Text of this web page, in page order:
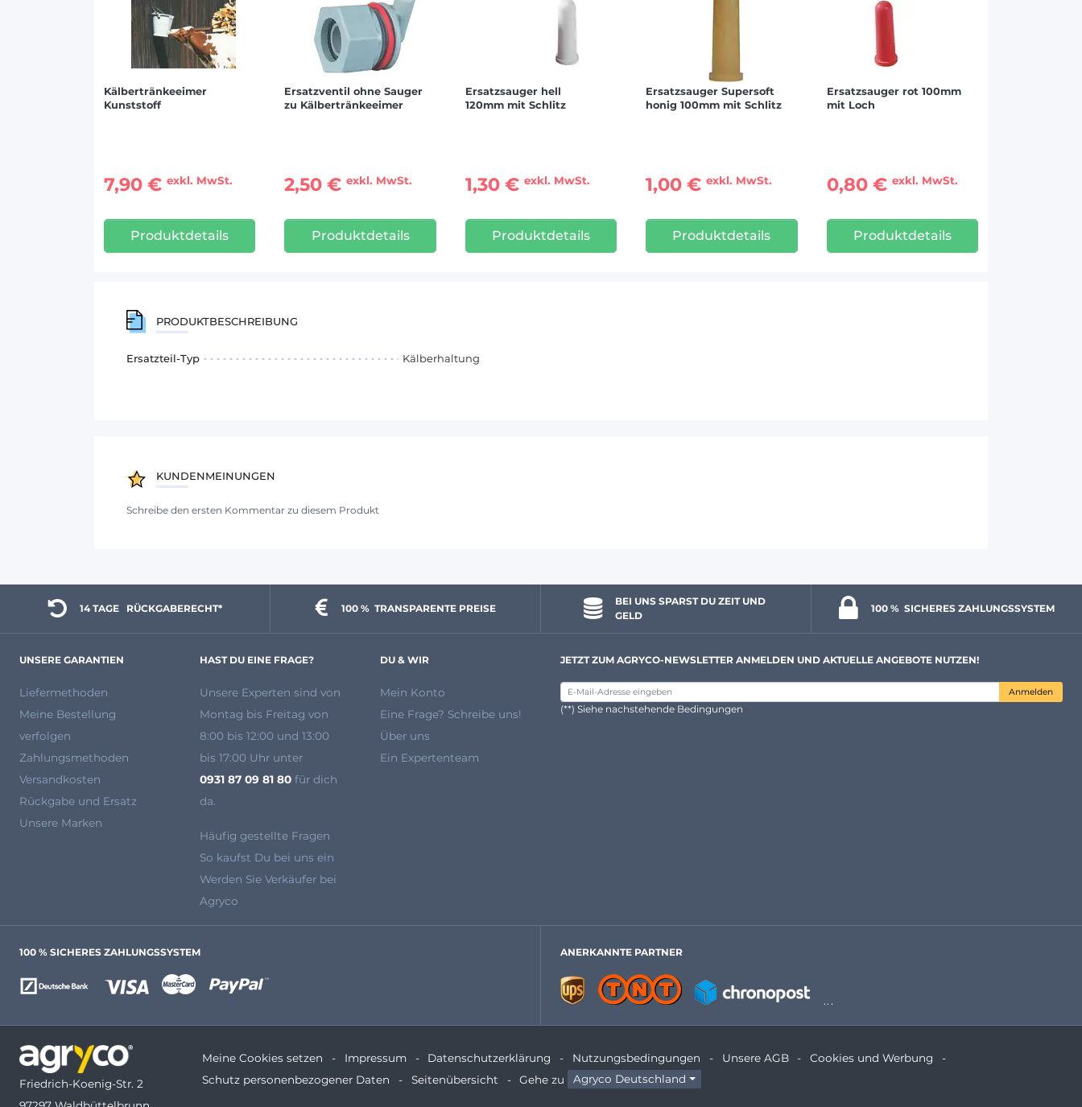
Kälbertränkeeimer
Kunststoff
7,90 € exkl. MwSt.
Produktdetails
Ersatzventil ohne Sauger
zu Kälbertränkeeimer
2,50 €exkl. MwSt.
Produktdetails
Ersatzsauger hell
120mm mit Schlitz
1,30 € exkl. MwSt.
Produktdetails
Ersatzsauger Supersoft
honig 100mm mit Schlitz
1,00 €exkl. MwSt.
Produktdetails
Ersatzsauger rot 100mm
mit Loch
0,80 € exkl. MwSt.
Produktdetails
PRODUKTBESCHREIBUNG
Ersatzteil-Typ Kälberhaltung
KUNDENMEINUNGEN
Schreibe den ersten Kommentar zu diesem Produkt
14 TAGE
  RÜCKGABERECHT*
100 % TRANSPARENTE PREISE
BEI UNS SPARST DU ZEIT UND
GELD
100 % SICHERES ZAHLUNGSSYSTEM
UNSERE GARANTIEN
Liefermethoden
Meine Bestellung
verfolgen
Zahlungsmethoden
Versandkosten
Rückgabe und Ersatz
Unsere Marken
HAST DU EINE FRAGE?
Unsere Experten sind von
Montag bis Freitag von
8:00 bis 12:00 und 13:00
bis 17:00 Uhr unter
0931 87 09 81 80 für dich
da.
Häufig gestellte Fragen
So kaufst Du bei uns ein
Werden Sie Verkäufer bei
Agryco
DU & WIR
Mein Konto
Eine Frage? Schreibe uns!
Über uns
Ein Expertenteam
JETZT ZUM AGRYCO-NEWSLETTER ANMELDEN UND AKTUELLE ANGEBOTE NUTZEN!
Anmelden
(**) Siehe nachstehende Bedingungen
100 % SICHERES ZAHLUNGSSYSTEM ANERKANNTE PARTNER
Friedrich-Koenig-Str. 2
Meine Cookies setzen Impressum Datenschutzerklärung Nutzungsbedingungen Unsere AGB
Cookies und Werbung
Schutz personenbezogener Daten
Seitenübersicht Gehe zu Agryco Deutschland